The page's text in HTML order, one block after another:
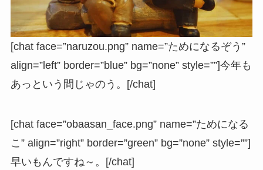
[chat face=”naruzou.png” name=”ためになるぞう”
align=”left” border=”blue” bg=”none” style=””]今年も
あっという間じゃのう。[/chat]
[chat face=”obaasan_face.png” name=”ためになる
こ” align=”right” border=”green” bg=”none” style=””]
早いもんですね～。[/chat]